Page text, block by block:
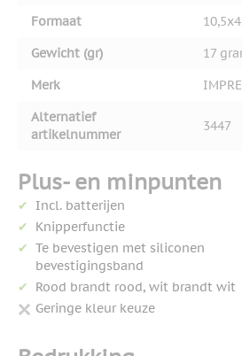
Formaat
Gewicht (gr)
17
Merk
Alternatief
artikelnummer
3447
Plus- en minpunten
Incl. batterijen
Knipperfunctie
Te bevestigen met siliconen
bevestigingsband
Rood brandt rood, wit brandt wit
Geringe kleur keuze